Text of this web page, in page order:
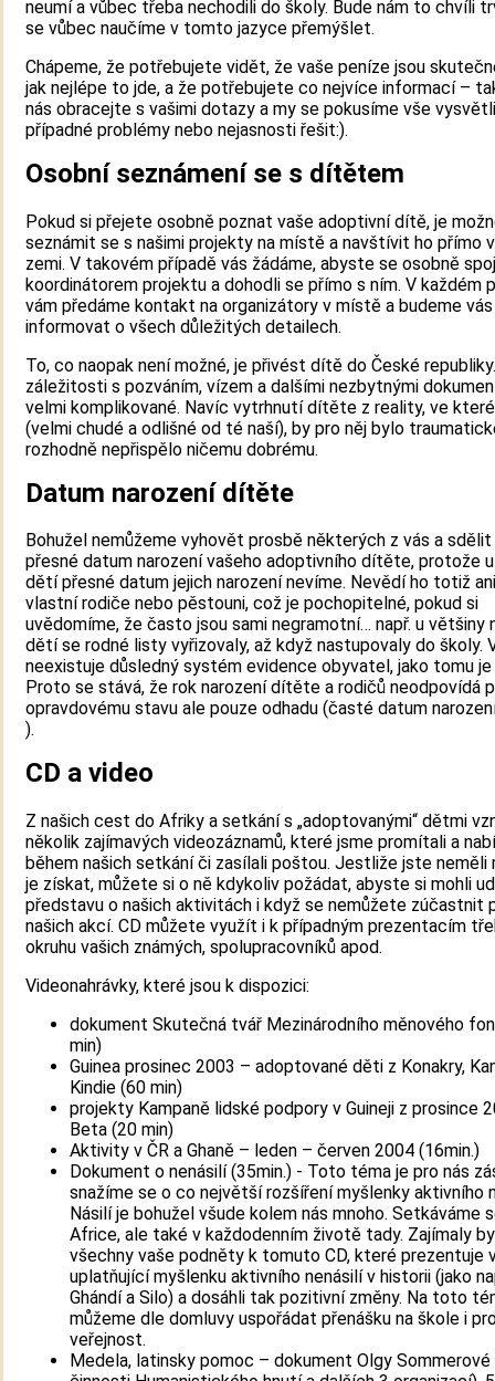
neumí a vůbec třeba nechodili do školy. Bude nám to chvíli
se vůbec naučíme v tomto jazyce přemýšlet.
Chápeme, že potřebujete vidět, že vaše peníze jsou
jak nejlépe to jde, a že potřebujete co nejvíce informací –
nás obracejte s vašimi dotazy a my se pokusíme vše
případné problémy nebo nejasnosti řešit:).
Osobní seznámení se s dítětem
Pokud si přejete osobně poznat vaše adoptivní dítě, je
seznámit se s našimi projekty na místě a navštívit ho přímo
zemi. V takovém případě vás žádáme, abyste se osobně
koordinátorem projektu a dohodli se přímo s ním. V každém
vám předáme kontakt na organizátory v místě a budeme vás
informovat o všech důležitých detailech.
To, co naopak není možné, je přivést dítě do České
záležitosti s pozváním, vízem a dalšími nezbytnými
velmi komplikované. Navíc vytrhnutí dítěte z reality, ve
(velmi chudé a odlišné od té naší), by pro něj bylo
rozhodně nepřispělo ničemu dobrému.
Datum narození dítěte
Bohužel nemůžeme vyhovět prosbě některých z vás a sdělit
přesné datum narození vašeho adoptivního dítěte, protože
dětí přesné datum jejich narození nevíme. Nevědí ho totiž
vlastní rodiče nebo pěstouni, což je pochopitelné, pokud si
uvědomíme, že často jsou sami negramotní… např. u většiny
dětí se rodné listy vyřizovaly, až když nastupovaly do školy.
neexistuje důsledný systém evidence obyvatel, jako tomu je
Proto se stává, že rok narození dítěte a rodičů neodpovídá
opravdovému stavu ale pouze odhadu (časté datum
).
CD a video
Z našich cest do Afriky a setkání s „adoptovanými“ dětmi
několik zajímavých videozáznamů, které jsme promítali a
během našich setkání či zasílali poštou. Jestliže jste neměli
je získat, můžete si o ně kdykoliv požádat, abyste si mohli
představu o našich aktivitách i když se nemůžete zúčastnit
našich akcí. CD můžete využít i k případným prezentacím
okruhu vašich známých, spolupracovníků apod.
Videonahrávky, které jsou k dispozici:
dokument Skutečná tvář Mezinárodního měnového
min)
Guinea prosinec 2003 – adoptované děti z Konakry,
Kindie (60 min)
projekty Kampaně lidské podpory v Guineji z prosince
Beta (20 min)
Aktivity v ČR a Ghaně – leden – červen 2004 (16min.)
Dokument o nenásilí (35min.) - Toto téma je pro nás
snažíme se o co největší rozšíření myšlenky aktivního
Násilí je bohužel všude kolem nás mnoho. Setkáváme
Africe, ale také v každodenním životě tady. Zajímaly
všechny vaše podněty k tomuto CD, které prezentuje
uplatňující myšlenku aktivního nenásilí v historii (jako
Ghándí a Silo) a dosáhli tak pozitivní změny. Na toto
můžeme dle domluvy uspořádat přenášku na škole i
veřejnost.
Medela, latinsky pomoc – dokument Olgy Sommerové